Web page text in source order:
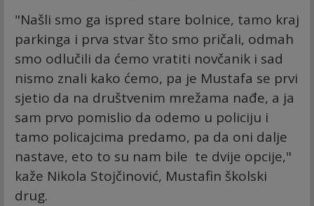
"Našli smo ga ispred stare bolnice, tamo kraj
parkinga i prva stvar što smo pričali, odmah
smo odlučili da ćemo vratiti novčanik i sad
nismo znali kako ćemo, pa je Mustafa se prvi
sjetio da na društvenim mrežama nađe, a ja
sam prvo pomislio da odemo u policiju i
tamo policajcima predamo, pa da oni dalje
nastave, eto to su nam bile te dvije opcije,"
kaže Nikola Stojčinović, Mustafin školski
drug.